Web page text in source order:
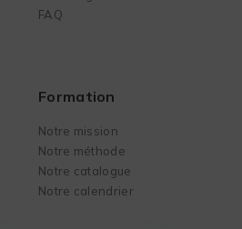
FAQ
Formation
Notre mission
Notre méthode
Notre catalogue
Notre calendrier